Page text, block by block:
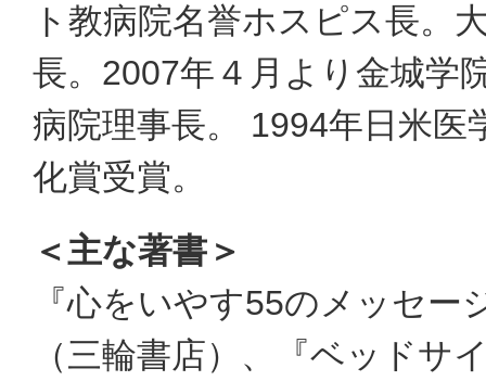
ト教病院名誉ホスピス長。
長。2007年４月より金城学
病院理事長。 1994年日米医
化賞受賞。
＜主な著書＞
『心をいやす55のメッセ
（三輪書店）、『ベッドサ